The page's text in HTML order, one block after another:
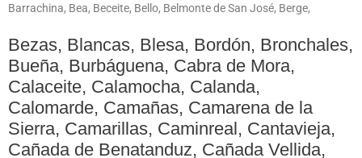
Barrachina, Bea, Beceite, Bello, Belmonte de San José, Berge,
Bezas, Blancas, Blesa, Bordón, Bronchales,
Bueña, Burbáguena, Cabra de Mora,
Calaceite, Calamocha, Calanda,
Calomarde, Camañas, Camarena de la
Sierra, Camarillas, Caminreal, Cantavieja,
Cañada de Benatanduz, Cañada Vellida,